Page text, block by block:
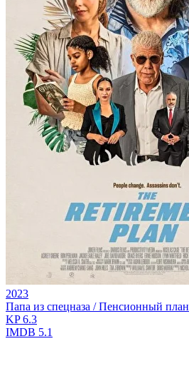
2023
Папа из спецназа / Пенсионный план
KP6.3
IMDB 5.1